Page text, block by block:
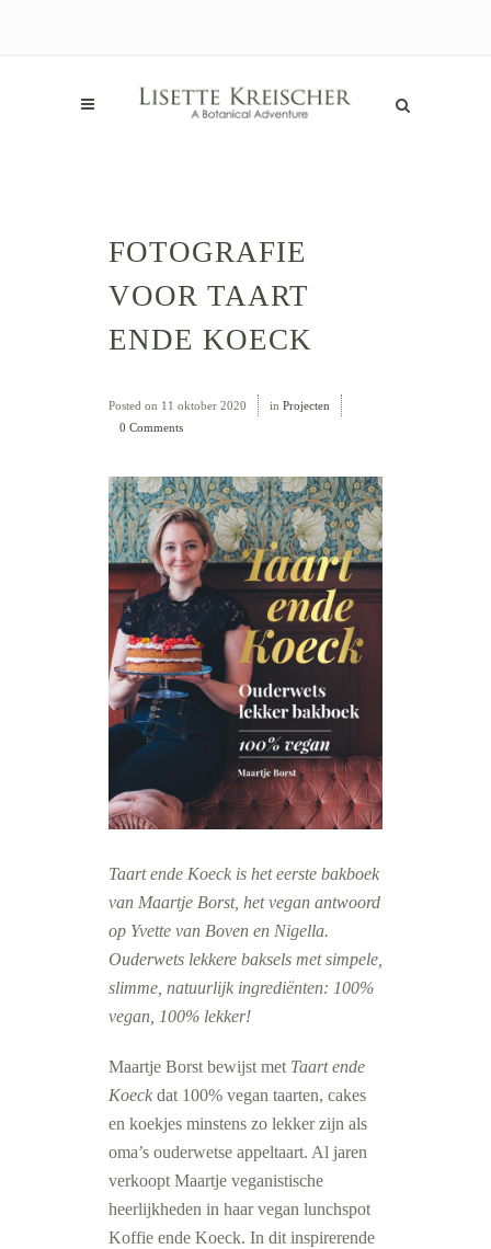
FOTOGRAFIE
VOOR TAART
ENDE KOECK
Posted on 11 oktober 2020 in Projecten
0 Comments
Taart ende Koeck is het eerste bakboek
van Maartje Borst, het vegan antwoord
op Yvette van Boven en Nigella.
Ouderwets lekkere baksels met simpele,
slimme, natuurlijk ingrediënten: 100%
vegan, 100% lekker!
Maartje Borst bewijst met Taart ende
Koeck dat 100% vegan taarten, cakes
en koekjes minstens zo lekker zijn als
oma’s ouderwetse appeltaart. Al jaren
verkoopt Maartje veganistische
heerlijkheden in haar vegan lunchspot
Koffie ende Koeck. In dit inspirerende